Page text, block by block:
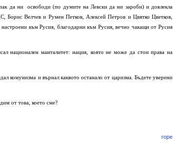
да ни
освободи (по думите на Левски да ни зароби) и довлекла
Борис Велчев и Румен Петков, Алексей Петров и Цвятко Цветков,
към Русия, благодарни към Русия, вечно чакащи от Русия
национален манталитет: нация, която не може да стои права на
комунизма и върнал каквото останало от царизма. Бъдете уверени
от това, което сме?
горе